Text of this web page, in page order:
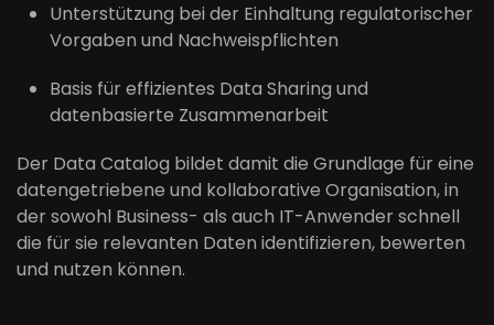
Unterstützung bei der Einhaltung regulatorischer
Vorgaben und Nachweispflichten
Basis für effizientes Data Sharing und
datenbasierte Zusammenarbeit
Der Data Catalog bildet damit die Grundlage für eine
datengetriebene und kollaborative Organisation, in
der sowohl Business- als auch IT-Anwender schnell
die für sie relevanten Daten identifizieren, bewerten
und nutzen können.